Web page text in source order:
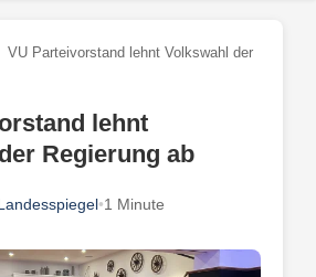
VU Parteivorstand lehnt Volkswahl der
lehnt
Regierung ab
•1 Minute